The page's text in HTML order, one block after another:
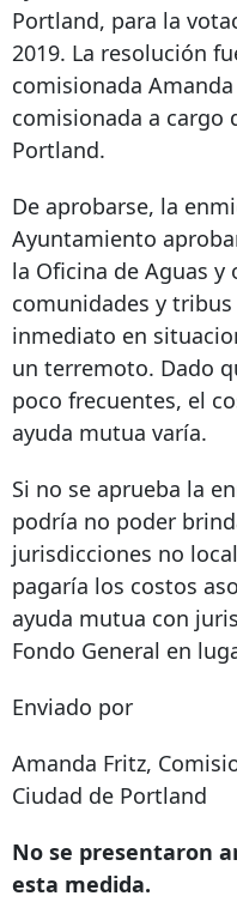
Portland, para la
2019. La resolución
comisionada
comisionada a cargo
Portland.
De aprobarse, la
Ayuntamiento
la Oficina de Aguas y
comunidades y
inmediato en
un terremoto. Dado
poco frecuentes, el
ayuda mutua varía.
Si no se aprueba la
podría no poder
jurisdicciones no
pagaría los costos
ayuda mutua con
Fondo General en
Enviado por
Amanda Fritz,
Ciudad de Portland
No se presentaron
esta medida.